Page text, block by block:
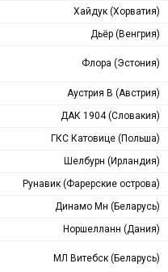
Хайдук (Хорватия)
Дьёр (Венгрия)
Флора (Эстония)
Аустрия В (Австрия)
ДАК 1904 (Словакия)
ГКС Катовице (Польша)
Шелбурн (Ирландия)
Рунавик (Фарерские острова)
Динамо Мн (Беларусь)
Норшелланн (Дания)
МЛ Витебск (Беларусь)